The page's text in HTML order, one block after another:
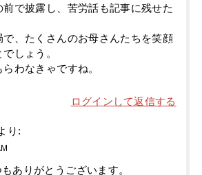
で披露し、苦労話も記事に残せた
で、たくさんのお母さんたちを笑顔
しょう。
わなきゃですね。
ログインして返信する
り:
ありがとうございます。